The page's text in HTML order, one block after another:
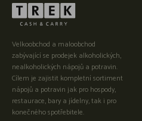
Velkoobchod a maloobchod
zabývající se prodejek alkoholických,
nealkoholických nápojů a potravin.
Cílem je zajistit kompletní sortiment
nápojů a potravin jak pro hospody,
restaurace, bary a jídelny, tak i pro
konečného spotřebitele.